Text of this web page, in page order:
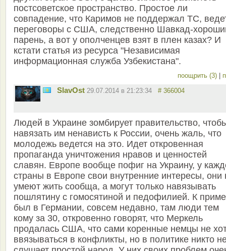
постсоветское пространство. Простое ли
совпадение, что Каримов не поддержал ТС,
переговоры с США, следственно Шавкад-
парень, а вот у ополченцев взят в плен казах? И
кстати статья из ресурса "Независимая
информационная служба Узбекистана".
поощрить (3)
SlavOst 29.07.2014 в 21:23:34 # 366004
Людей в Украине зомбирует правительство,
навязать им ненависть к России, очень жаль, что
молодежь ведется на это. Идет откровенная
пропаганда уничтожения нравов и ценностей
славян. Европе вообще пофиг на Украину, у
страны в Европе свои внутренние интересы, они
умеют жить сообща, а могут только навязывать
пошлятину с гомосятиной и педофилией. К
был в Германии, совсем недавно, там люди тем
кому за 30, откровенно говорят, что Меркель
продалась США, что сами коренные немцы не
ввязываться в конфликты, но в политике никто